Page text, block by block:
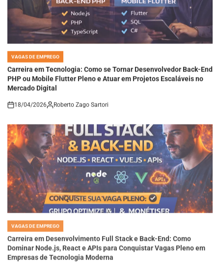
POSTED
Carreira em Tecnologia: Como se Tornar Desenvolvedor Back-End
PHP ou Mobile Flutter Pleno e Atuar em Projetos Escaláveis no
Mercado Digital
on
VAGAS DE EMPREGO
Carreira em Desenvolvimento Full Stack e Back-End: Como
Dominar Node.js, React e APIs para Conquistar Vagas Pleno em
Empresas de Tecnologia Moderna
18/04/2026 Roberto Zago Sartori